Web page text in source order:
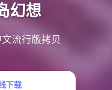
幻想
流行版拷贝
下载